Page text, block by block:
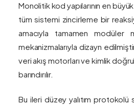
Monolitik kod yapılarının en
tüm sistemi zincirleme bir
amacıyla tamamen
mekanizmalarıyla dizayn
veri akış motorları ve kimlik
barındırılır.
Bu ileri düzey yalıtım